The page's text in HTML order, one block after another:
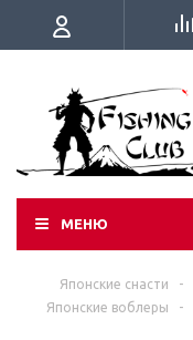
МЕНЮ
Японские снасти -
Японские воблеры
-